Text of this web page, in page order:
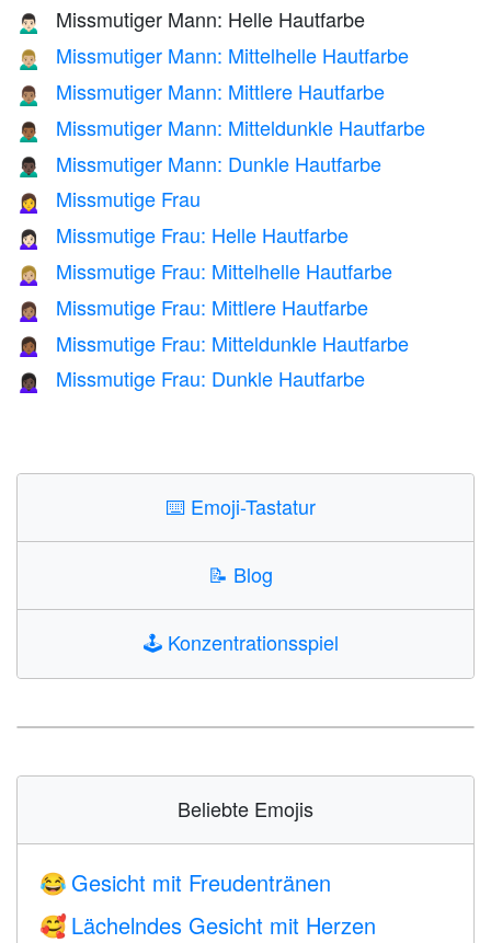
🙍🏻‍♂️ Missmutiger Mann: Helle Hautfarbe
🙍🏼‍♂️ Missmutiger Mann: Mittelhelle Hautfarbe
🙍🏽‍♂️ Missmutiger Mann: Mittlere Hautfarbe
🙍🏾‍♂️ Missmutiger Mann: Mitteldunkle Hautfarbe
🙍🏿‍♂️ Missmutiger Mann: Dunkle Hautfarbe
🙍‍♀️ Missmutige Frau
🙍🏻‍♀️ Missmutige Frau: Helle Hautfarbe
🙍🏼‍♀️ Missmutige Frau: Mittelhelle Hautfarbe
🙍🏽‍♀️ Missmutige Frau: Mittlere Hautfarbe
🙍🏾‍♀️ Missmutige Frau: Mitteldunkle Hautfarbe
🙍🏿‍♀️ Missmutige Frau: Dunkle Hautfarbe
⌨️ Emoji-Tastatur
📝 Blog
🕹️ Konzentrationsspiel
Beliebte Emojis
😂 Gesicht mit Freudentränen
🥰 Lächelndes Gesicht mit Herzen